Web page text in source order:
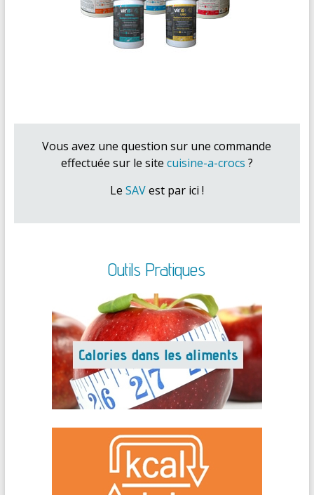
Vous avez une question sur une commande
effectuée sur le site cuisine-a-crocs ?
Le SAVest par ici !
Outils Pratiques